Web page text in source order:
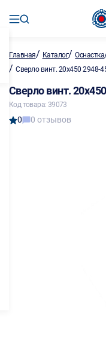
Главная/ Каталог/Оснастка
/ Сверло винт. 20х450 2948-
Сверло винт.
Код товара: 39073
0 0 отзывов